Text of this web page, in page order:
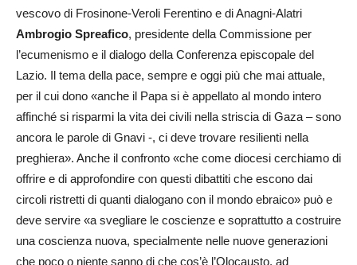
vescovo di Frosinone-Veroli Ferentino e di Anagni-Alatri
Ambrogio Spreafico, presidente della Commissione per
l’ecumenismo e il dialogo della Conferenza episcopale del
Lazio. Il tema della pace, sempre e oggi più che mai attuale,
per il cui dono «anche il Papa si è appellato al mondo intero
affinché si risparmi la vita dei civili nella striscia di Gaza – sono
ancora le parole di Gnavi -, ci deve trovare resilienti nella
preghiera». Anche il confronto «che come diocesi cerchiamo di
offrire e di approfondire con questi dibattiti che escono dai
circoli ristretti di quanti dialogano con il mondo ebraico» può e
deve servire «a svegliare le coscienze e soprattutto a costruire
una coscienza nuova, specialmente nelle nuove generazioni
che poco o niente sanno di che cos’è l’Olocausto, ad